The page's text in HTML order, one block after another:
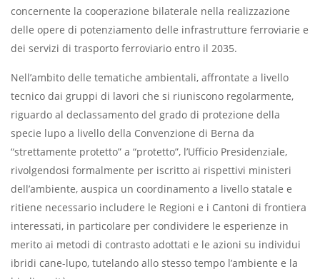
concernente la cooperazione bilaterale nella realizzazione
delle opere di potenziamento delle infrastrutture ferroviarie e
dei servizi di trasporto ferroviario entro il 2035.
Nell’ambito delle tematiche ambientali, affrontate a livello
tecnico dai gruppi di lavori che si riuniscono regolarmente,
riguardo al declassamento del grado di protezione della
specie lupo a livello della Convenzione di Berna da
“strettamente protetto” a “protetto”, l’Ufficio Presidenziale,
rivolgendosi formalmente per iscritto ai rispettivi ministeri
dell’ambiente, auspica un coordinamento a livello statale e
ritiene necessario includere le Regioni e i Cantoni di frontiera
interessati, in particolare per condividere le esperienze in
merito ai metodi di contrasto adottati e le azioni su individui
ibridi cane-lupo, tutelando allo stesso tempo l’ambiente e la